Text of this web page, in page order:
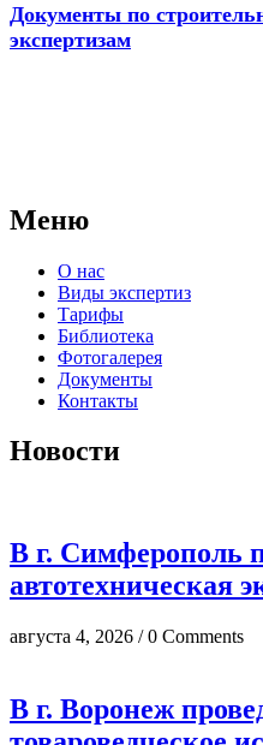
Документы по
экспертизам
Меню
О нас
Виды экспертиз
Тарифы
Библиотека
Фотогалерея
Документы
Контакты
Новости
В г. Симферополь
автотехническая
августа 4, 2026 / 0 Comments
В г. Воронеж